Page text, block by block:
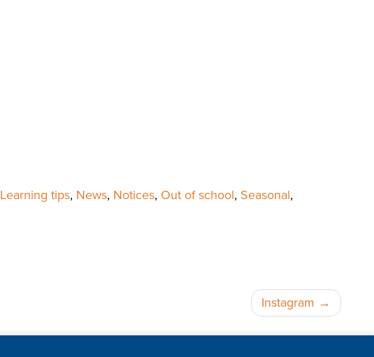
Learning tips, News, Notices, Out of school, Seasonal,
Instagram